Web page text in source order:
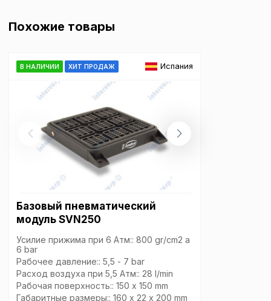
Похожие товары
В НАЛИЧИИ ХИТ ПРОДАЖ Испания
Базовый пневматический
модуль SVN250
Усилие прижима при 6 Атм:: 800 gr/cm2 a
6 bar
Рабочее давление:: 5,5 - 7 bar
Расход воздуха при 5,5 Атм:: 28 l/min
Рабочая поверхность:: 150 x 150 mm
Габаритные размеры:: 160 x 22 x 200 mm
Политика в
обработки сookies
Вы можете настроить
каждого типа файлов
типа «технические
функционирование
Ваш выбор настроек на
этого периода Сайт
согласие. Вы вправе
согласие) в любое
путем перехода по
настроек cookie».
Перед тем как
параметров